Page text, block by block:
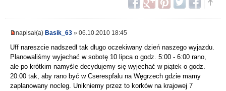
napisał(a) Basik_63 » 06.10.2010 18:45
Uff nareszcie nadszedł tak długo oczekiwany dzień naszego wyjazdu.
Planowaliśmy wyjechać w sobotę 10 lipca o godz. 5:00 - 6:00 rano,
ale po krótkim namyśle decydujemy się wyjechać w piątek o godz.
20:00 tak, aby rano być w Cserespfalu na Węgrzech gdzie mamy
zaplanowany nocleg. Unikniemy przez to korków na krajowej 7